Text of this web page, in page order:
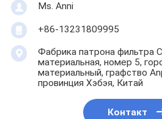
Ms. Anni
+86-13231809995
Фабрика патрона фильтра
материальная, номер 5,
материальный, графство
провинция Хэбэя, Китай
Контакт